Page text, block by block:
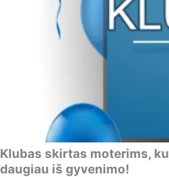
Klubas skirtas moterims,
daugiau iš gyvenimo!